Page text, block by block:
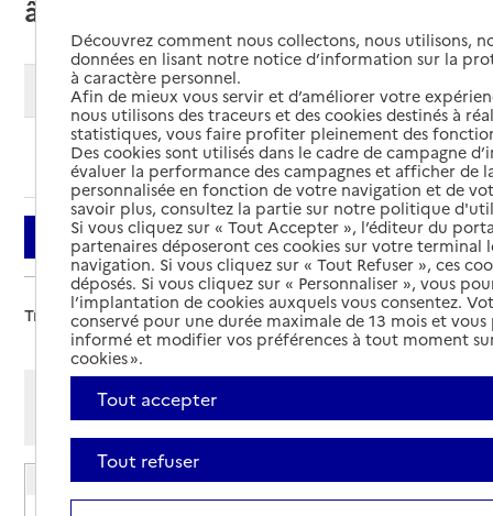
âgées dépendantes (EHPAD)
Modifier ma recherche
Ajouter cette recherche aux favoris
Filtrer
Trier par :
Afficher les résultats par:
Mode liste
Mode carte
EHPAD du Louts
Découvrez comment nous collectons, nous utilisons,
données en lisant notre notice d’information sur la
à caractère personnel.
Afin de mieux vous servir et d’améliorer votre
nous utilisons des traceurs et des cookies destinés à
statistiques, vous faire profiter pleinement des
Des cookies sont utilisés dans le cadre de campagne
évaluer la performance des campagnes et afficher de
personnalisée en fonction de votre navigation et de
savoir plus, consultez la partie sur notre politique
Si vous cliquez sur « Tout Accepter », l’éditeur du
partenaires déposeront ces cookies sur votre terminal
navigation. Si vous cliquez sur « Tout Refuser », ces
déposés. Si vous cliquez sur « Personnaliser », vous
l’implantation de cookies auxquels vous consentez.
conservé pour une durée maximale de 13 mois et
informé et modifier vos préférences à tout moment
cookies ».
Tout accepter
Tout refuser